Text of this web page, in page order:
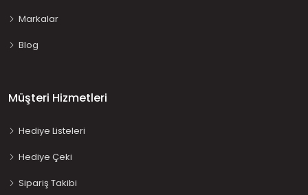
Markalar
Blog
Müşteri Hizmetleri
Hediye Listeleri
Hediye Çeki
Sipariş Takibi